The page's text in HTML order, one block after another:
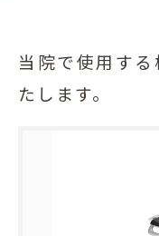
当院で使用す
たします。